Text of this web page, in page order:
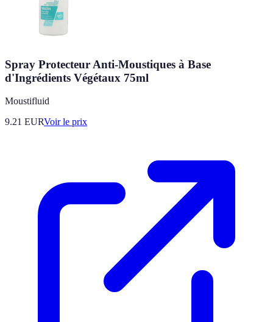
Spray Protecteur Anti-Moustiques à Base
d'Ingrédients Végétaux 75ml
Moustifluid
9.21 EURVoir le prix